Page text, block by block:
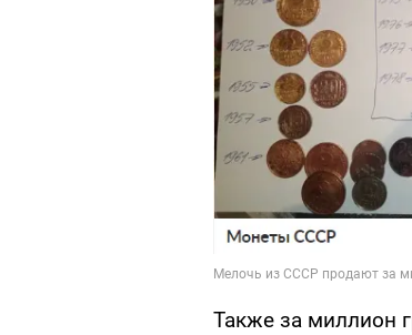
Также за миллион